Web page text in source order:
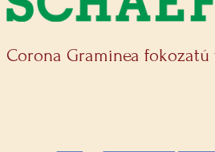
Corona Graminea fokozatú